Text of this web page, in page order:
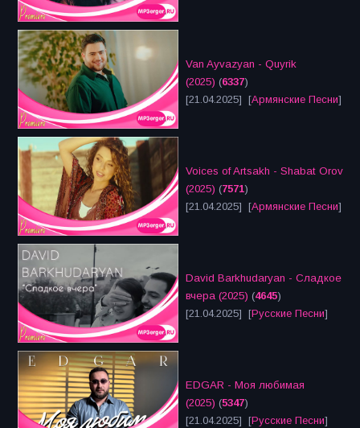
Van Ayvazyan - Quyrik
(2025) (6337)
[21.04.2025] [Армянские Песни]
Voices of Artsakh - Shabat Orov
(2025) (7571)
[21.04.2025] [Армянские Песни]
David Barkhudaryan - Сладкое
вчера (2025) (4645)
[21.04.2025] [Русские Песни]
EDGAR - Моя любимая
(2025) (5347)
[21.04.2025] [Русские Песни]